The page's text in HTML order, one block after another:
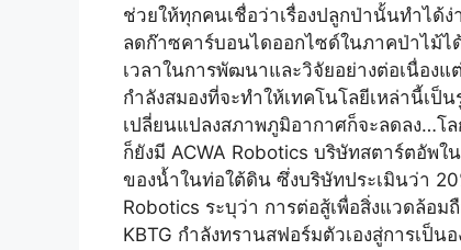
ช่วยให้ทุกคนเชื่อว่าเรื่องปลูกป่านั้นทำได้
ลดก๊าซคาร์บอนไดออกไซด์ในภาคป่าไม้ไ
เวลาในการพัฒนาและวิจัยอย่างต่อเนื่อง
กำลังสมองที่จะทำให้เทคโนโลยีเหล่านี้เป็
เปลี่ยนแปลงสภาพภูมิอากาศก็จะลดลง…โ
ก็ยังมี ACWA Robotics บริษัทสตาร์ตอัพ
ของน้ำในท่อใต้ดิน ซึ่งบริษัทประเมินว่า
Robotics ระบุว่า การต่อสู้เพื่อสิ่งแวดล้อ
KBTG กำลังทรานสฟอร์มตัวเองสู่การเป็